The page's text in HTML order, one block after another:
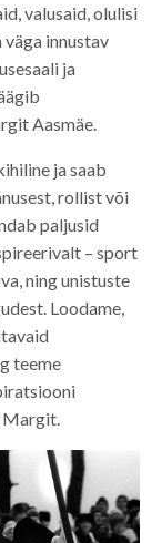
valusaid, olulisi
innustav
ja
Aasmäe.
ja saab
rollist või
paljusid
– sport
ning unistuste
Loodame,
teeme
Margit.